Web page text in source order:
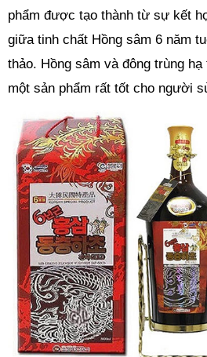
phẩm được tạo thành từ sự kết
giữa tinh chất Hồng sâm 6 năm
thảo. Hồng sâm và đông trùng
một sản phẩm rất tốt cho người